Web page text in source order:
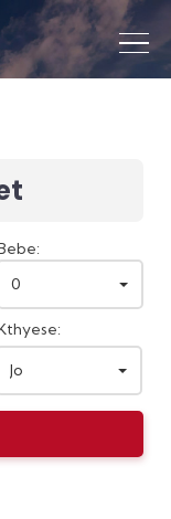
0
Jo